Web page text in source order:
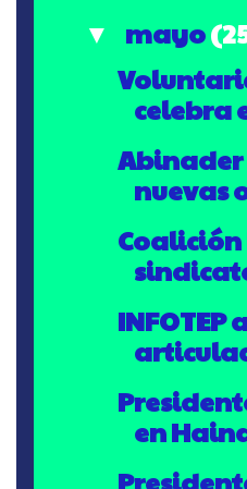
▼ mayo
celebra
Abinader
nuevas
INFOTEP
en